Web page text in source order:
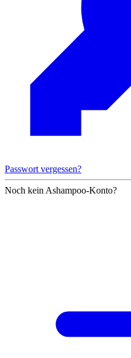
Passwort vergessen?
Noch kein Ashampoo-Konto?